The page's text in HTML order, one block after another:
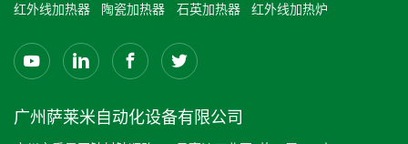
红外线加热器 陶瓷加热器 石英加热器 红外线加热炉
广州萨莱米自动化设备有限公司